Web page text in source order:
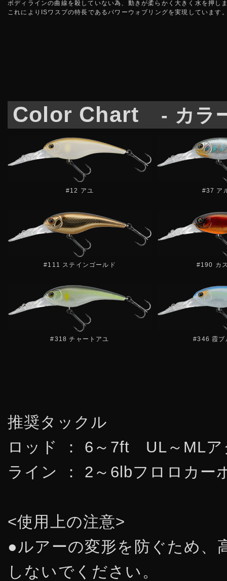
ボディラインの曲線を殺していない為、動きが柔らかく大きく水を押し
これによりISワスプの特長であるパワーウォブリングを実現しています
Color Chart - カラ
#12 アユ #37 ア
#111 ステインゴールド #190 カ
#318 チャートアユ #346 霞ブ
推奨タックル
ロッド ： 6～7ft UL～ML
ライン ： 2～6lbフロロカー
<使用上の注意>
●ルアーの変形を防ぐため、
しないでください。